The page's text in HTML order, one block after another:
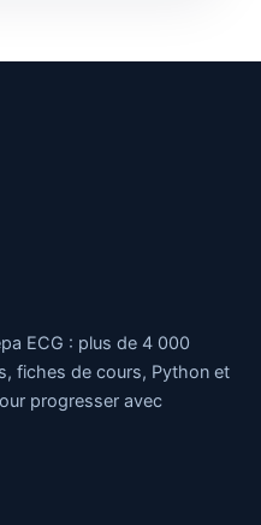
ECG : plus de 4 000
fiches de cours, Python et
progresser avec